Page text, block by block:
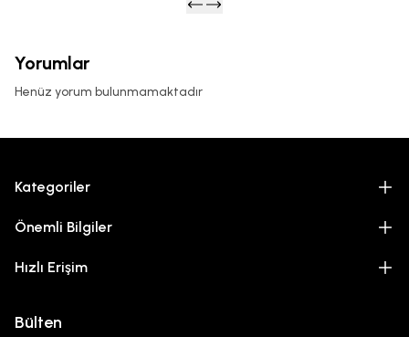
Yorumlar
Henüz yorum bulunmamaktadır
Kategoriler
Önemli Bilgiler
Hızlı Erişim
Bülten